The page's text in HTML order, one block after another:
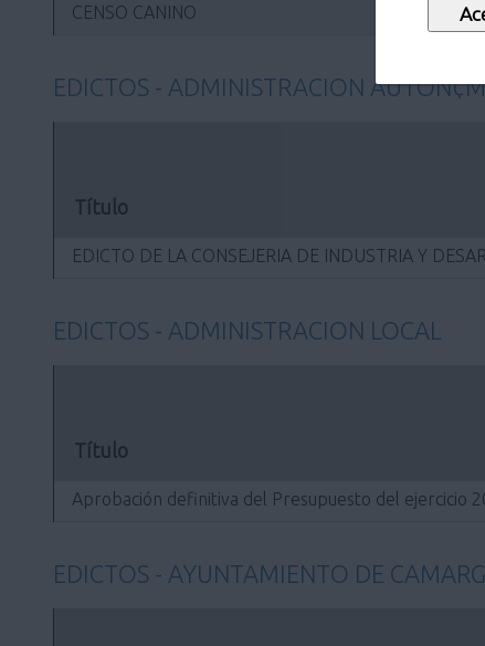
CENSO CANINO
EDICTOS - ADMINISTRACION
Título
EDICTO DE LA CONSEJERIA DE INDUSTRIA Y
EDICTOS - ADMINISTRACION LOCAL
Título
Aprobación definitiva del Presupuesto del ejercicio
EDICTOS - AYUNTAMIENTO DE